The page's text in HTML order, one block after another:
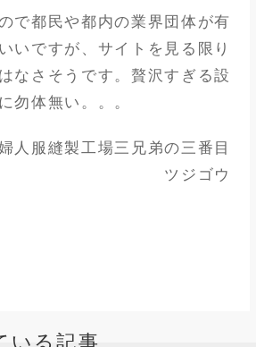
で都民や都内の業界団体が有
いですが、サイトを見る限り
なさそうです。贅沢すぎる設
勿体無い。。。
人服縫製工場三兄弟の三番目
ツジゴウ
いる記事